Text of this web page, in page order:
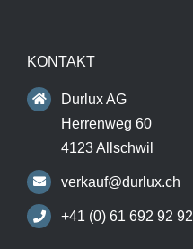
KONTAKT
Durlux AG
Herrenweg 60
4123 Allschwil
verkauf@durlux.ch
+41 (0) 61 692 92 92